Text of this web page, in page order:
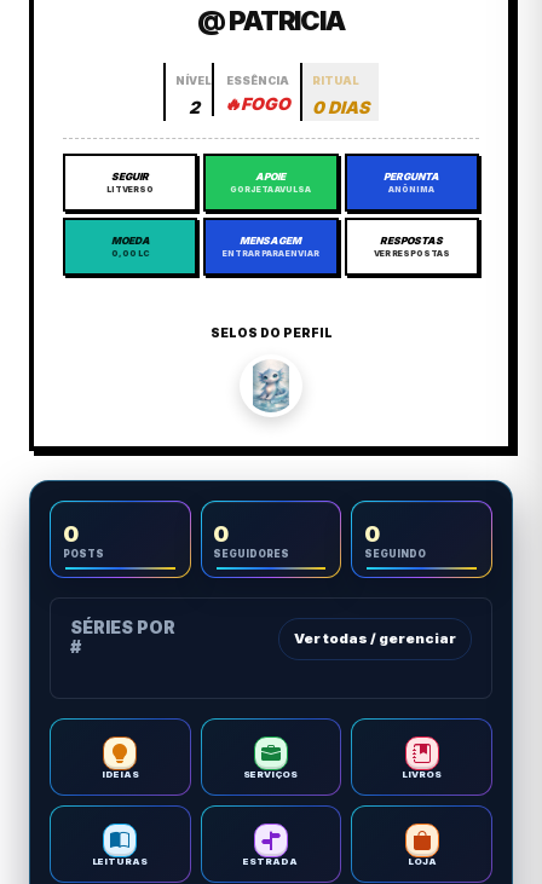
@ PATRICIA
NÍVEL
2
ESSÊNCIA
🔥FOGO
RITUAL
0 DIAS
SEGUIR
LITVERSO
APOIE
GORJETA AVULSA
PERGUNTA
ANÔNIMA
MOEDA
0,00 LC
MENSAGEM
ENTRAR PARA ENVIAR
RESPOSTAS
VER RESPOSTAS
SELOS DO PERFIL
0
POSTS
0
SEGUIDORES
0
SEGUINDO
SÉRIES POR
#
Ver todas / gerenciar
IDEIAS SERVIÇOS LIVROS
LEITURAS ESTRADA LOJA